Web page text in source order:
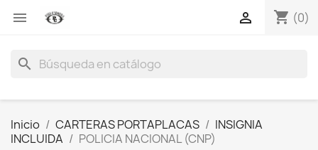
 shopping_cart (0)

search
Inicio CARTERAS PORTAPLACAS
INSIGNIA
INCLUIDA
POLICIA NACIONAL (CNP)